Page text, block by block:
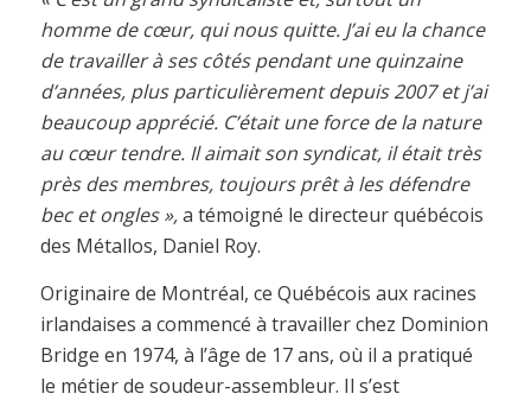
homme de cœur, qui nous quitte. J’ai eu la chance
de travailler à ses côtés pendant une quinzaine
d’années, plus particulièrement depuis 2007 et j’ai
beaucoup apprécié. C’était une force de la nature
au cœur tendre. Il aimait son syndicat, il était très
près des membres, toujours prêt à les défendre
bec et ongles »,a témoigné le directeur québécois
des Métallos, Daniel Roy.
Originaire de Montréal, ce Québécois aux racines
irlandaises a commencé à travailler chez Dominion
Bridge en 1974, à l’âge de 17 ans, où il a pratiqué
le métier de soudeur-assembleur. Il s’est